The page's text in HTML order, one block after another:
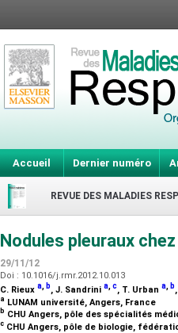
Accueil Dernier numéro
REVUE DES MALADIES
Nodules pleuraux
29/11/12
Doi : 10.1016/j.rmr.2012.10.013
C. Rieux a b, J. Sandrini a c, T. Urban a b
a LUNAM université, Angers, France
b CHU Angers, pôle des spécialités
c CHU Angers, pôle de biologie,